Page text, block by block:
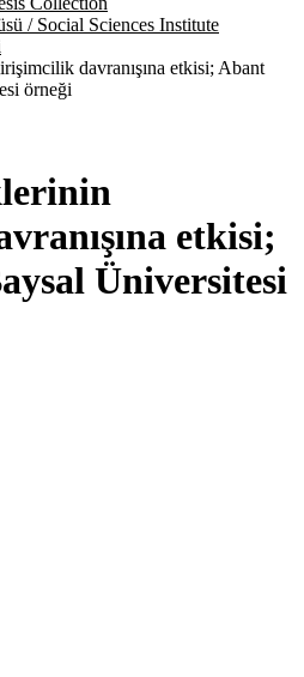
/ Social Sciences Institute
davranışına etkisi; Abant
örneği
etkisi;
Üniversitesi